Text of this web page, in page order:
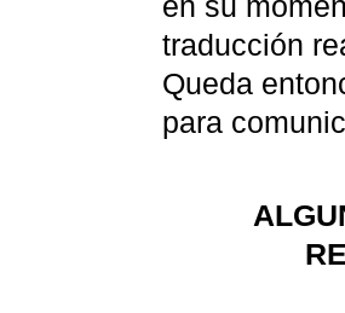
traducción
Queda
para